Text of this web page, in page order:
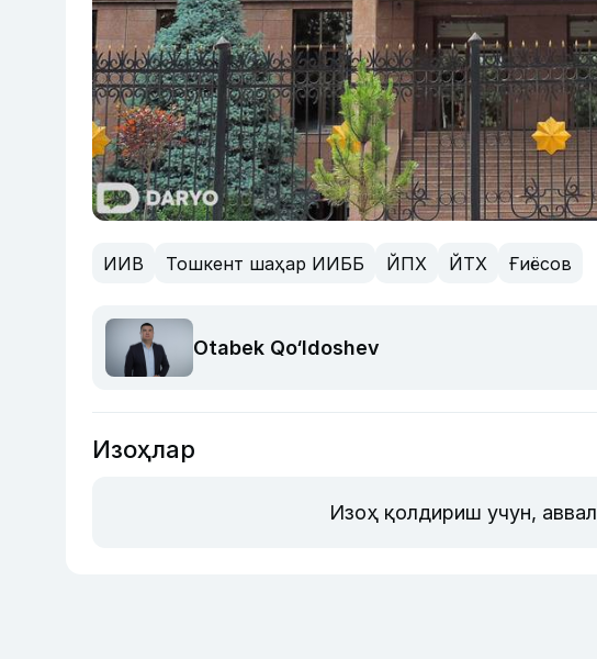
ИИВ Тошкент шаҳар ИИББ ЙПХ ЙТХ Ғиёсов
Otabek Qo‘ldoshev
Изоҳлар
Изоҳ қолдириш учун, аввал